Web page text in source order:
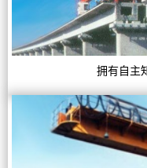
拥有自主